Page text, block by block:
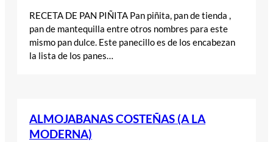
RECETA DE PAN PIÑITA Pan piñita, pan de tienda ,
pan de mantequilla entre otros nombres para este
mismo pan dulce. Este panecillo es de los encabezan
la lista de los panes…
ALMOJABANAS COSTEÑAS (A LA
MODERNA)